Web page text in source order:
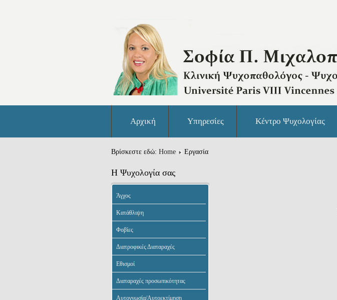
Αρχική Υπηρεσίες Κέντρο Ψυχολογίας
Βρίσκεστε εδώ: Home Εργασία
Η Ψυχολογία σας
Άγχος
Κατάθλιψη
Φοβίες
Διατροφικές Διαταραχές
Εθισμοί
Διαταραχές προσωπικότητας
Αυτογνωσία/Αυτοεκτίμηση